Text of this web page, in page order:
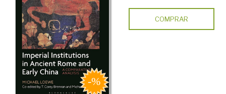
COMPRAR